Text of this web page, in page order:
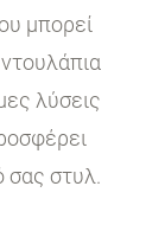
μπορεί
λύσεις
σας στυλ.